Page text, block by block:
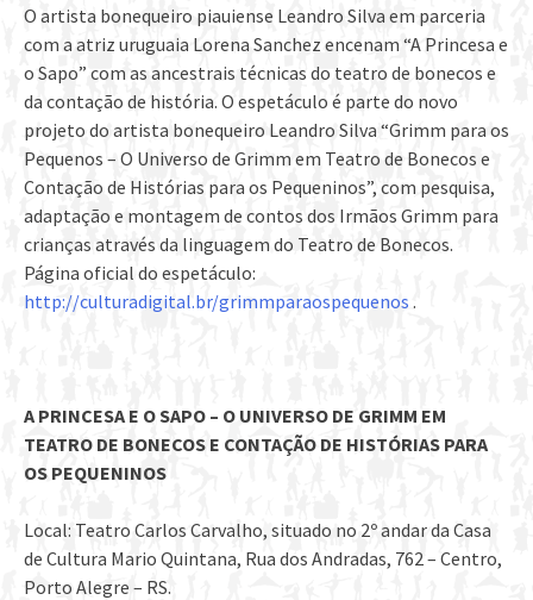
O artista bonequeiro piauiense Leandro Silva em parceria
com a atriz uruguaia Lorena Sanchez encenam “A Princesa e
o Sapo” com as ancestrais técnicas do teatro de bonecos e
da contação de história. O espetáculo é parte do novo
projeto do artista bonequeiro Leandro Silva “Grimm para os
Pequenos – O Universo de Grimm em Teatro de Bonecos e
Contação de Histórias para os Pequeninos”, com pesquisa,
adaptação e montagem de contos dos Irmãos Grimm para
crianças através da linguagem do Teatro de Bonecos.
Página oficial do espetáculo:
http://culturadigital.br/grimmparaospequenos .
A PRINCESA E O SAPO – O UNIVERSO DE GRIMM EM
TEATRO DE BONECOS E CONTAÇÃO DE HISTÓRIAS PARA
OS PEQUENINOS
Local: Teatro Carlos Carvalho, situado no 2º andar da Casa
de Cultura Mario Quintana, Rua dos Andradas, 762 – Centro,
Porto Alegre – RS.